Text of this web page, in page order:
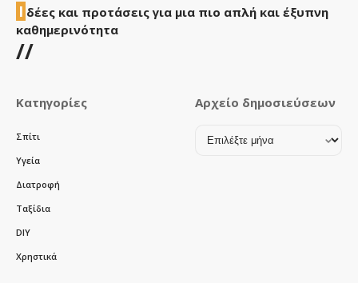
Ι δέες και προτάσεις για μια πιο απλή και έξυπνη
καθημερινότητα
//
Κατηγορίες
Σπίτι
Υγεία
Διατροφή
Ταξίδια
DIY
Χρηστικά
Αρχείο δημοσιεύσεων
Αρχείο